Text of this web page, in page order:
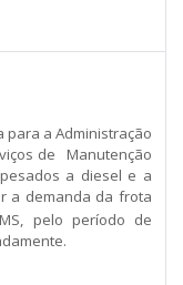
para a Administração
de Manutenção
a diesel e a
a demanda da frota
pelo período de